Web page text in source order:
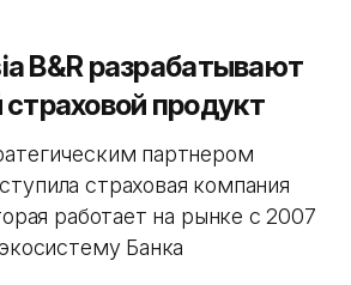
B&R разрабатывают
продукт
партнером
страховая компания
работает на рынке с 2007
Банка